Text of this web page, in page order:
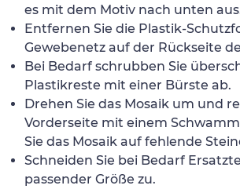
es mit dem Motiv nach unten
Entfernen Sie die Plastik-
Gewebenetz auf der Rückseite
Bei Bedarf schrubben Sie
Plastikreste mit einer Bürste ab.
Drehen Sie das Mosaik um und
Vorderseite mit einem
Sie das Mosaik auf fehlende
Schneiden Sie bei Bedarf
passender Größe zu.